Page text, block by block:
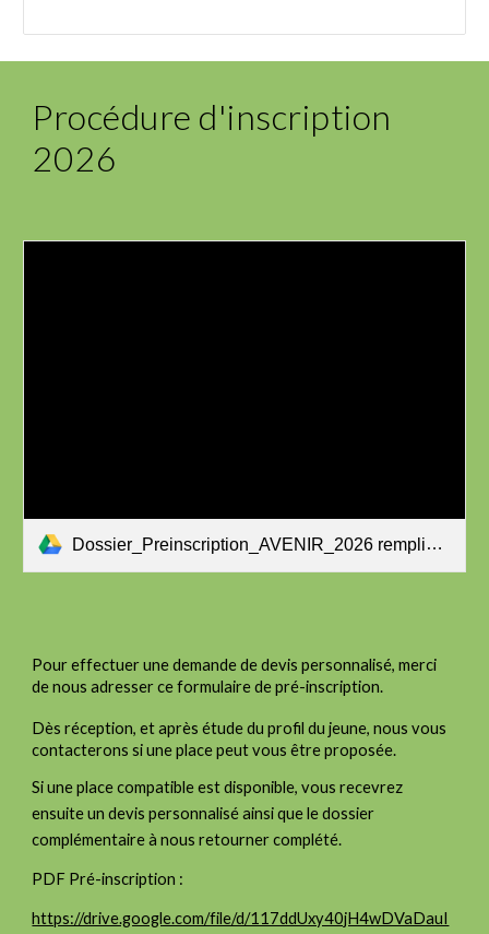
Procédure d'inscription
2026
Dossier_Preinscription_AVENIR_2026 remplissable FORMULAIRE Vierge.pdf
Pour effectuer une demande de devis personnalisé, merci
de nous adresser ce formulaire de pré-inscription.
Dès réception, et après étude du profil du jeune, nous vous
contacterons si une place peut vous être proposée.
Si une place compatible est disponible, vous recevrez
ensuite un devis personnalisé ainsi que le dossier
complémentaire à nous retourner complété.
PDF Pré-inscription :
https://drive.google.com/file/d/117ddUxy40jH4wDVaDauI